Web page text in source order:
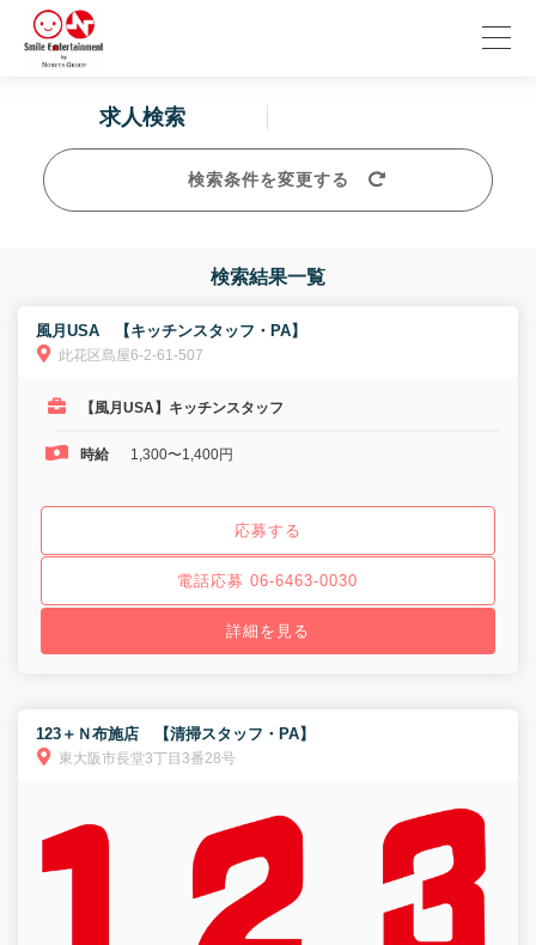
求人検索
検索条件を変更する
検索結果一覧
風月USA 【キッチンスタッフ・PA】
此花区島屋6-2-61-507
【風月USA】キッチンスタッフ
時給 1,300〜1,400円
応募する
電話応募 06-6463-0030
詳細を見る
123＋Ｎ布施店 【清掃スタッフ・PA】
東大阪市長堂3丁目3番28号